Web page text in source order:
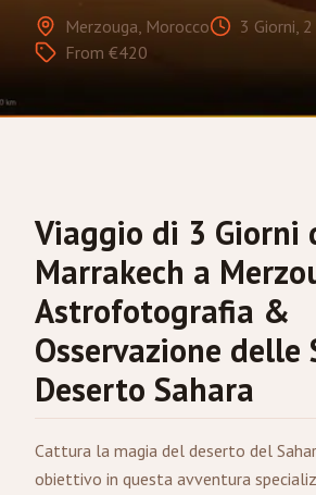
Merzouga, Morocco
3 Giorni,
From €420
Viaggio di 3 Giorni
Marrakech a
Astrofotografia &
Osservazione
Deserto Sahara
Cattura la magia del deserto del
obiettivo in questa avventura